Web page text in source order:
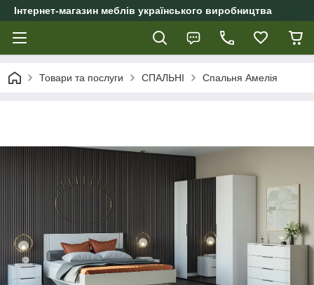
Інтернет-магазин меблів українського виробництва
Товари та послуги СПАЛЬНІ Спальня Амелія